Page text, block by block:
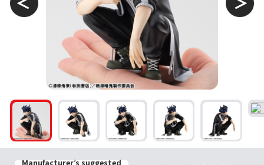
Manufacturer’s suggested